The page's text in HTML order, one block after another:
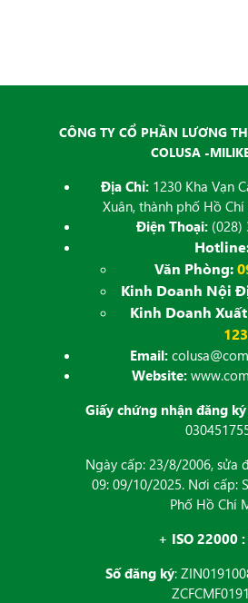
CÔNG TY CỔ PHẦN LƯƠNG
COLUSA -
Địa Chỉ: 1230 Kha Vạn
Xuân, thành phố Hồ
Điện Thoại:(028)
Văn Phòng:
Kinh Doanh Nội
Kinh Doanh
Email:
Website:
Giấy chứng nhận đăng
Ngày cấp: 23/8/2006, sửa
09: 09/10/2025. Nơi cấp:
Phố Hồ Chí
+ ISO 22000
Số đăng ký: